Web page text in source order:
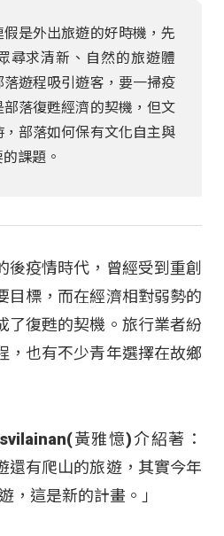
是外出旅遊的好時機，先
尋求清新、自然的旅遊體
遊程吸引遊客，要一掃疫
落復甦經濟的契機，但文
部落如何保有文化自主與
課題。
後疫情時代，曾經受到重創
目標，而在經濟相對弱勢的
了復甦的契機。旅行業者紛
，也有不少青年選擇在故鄉
黃雅憶)介紹著：
還有爬山的旅遊，其實今年
，這是新的計畫。」